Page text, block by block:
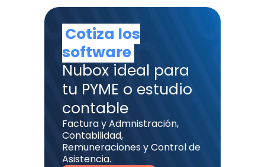
Cotiza los
software
Nubox ideal para
tu PYME o estudio
contable
Factura y Admnistración,
Contabilidad,
Remuneraciones y Control de
Asistencia.